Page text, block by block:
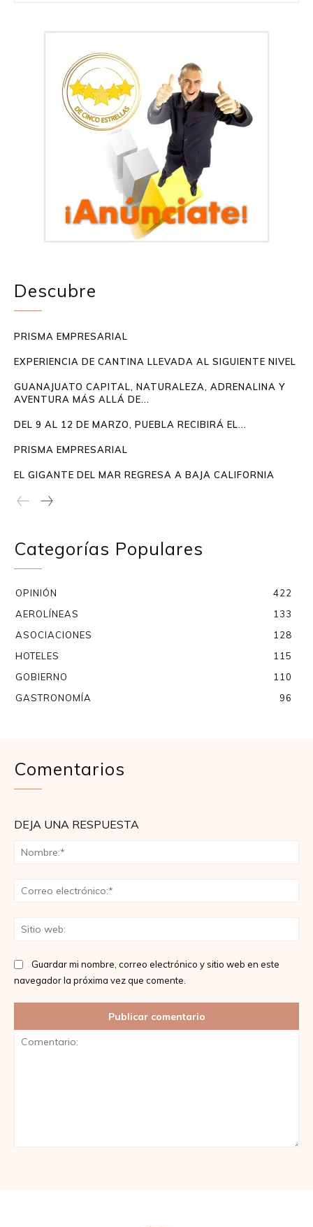
Descubre
PRISMA EMPRESARIAL
EXPERIENCIA DE CANTINA LLEVADA AL SIGUIENTE NIVEL
GUANAJUATO CAPITAL, NATURALEZA, ADRENALINA Y
AVENTURA MÁS ALLÁ DE...
DEL 9 AL 12 DE MARZO, PUEBLA RECIBIRÁ EL...
PRISMA EMPRESARIAL
EL GIGANTE DEL MAR REGRESA A BAJA CALIFORNIA
Categorías Populares
OPINIÓN
422
AEROLÍNEAS
133
ASOCIACIONES
128
HOTELES
115
GOBIERNO
110
GASTRONOMÍA
96
Comentarios
DEJA UNA RESPUESTA
Guardar mi nombre, correo electrónico y sitio web en este
navegador la próxima vez que comente.